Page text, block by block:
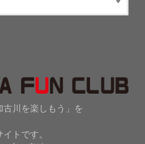
古川を楽しもう」を
トです。